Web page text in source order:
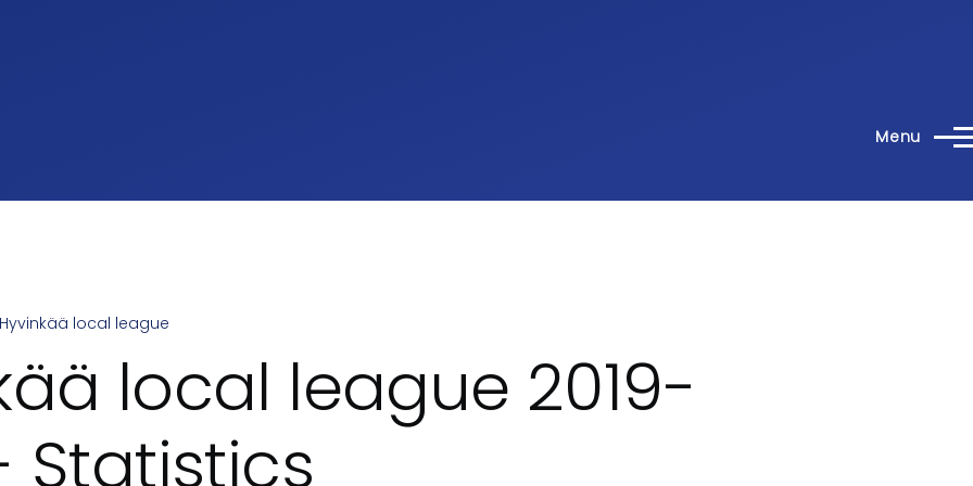
Menu
Hyvinkää local league
local league 2019-
Statistics